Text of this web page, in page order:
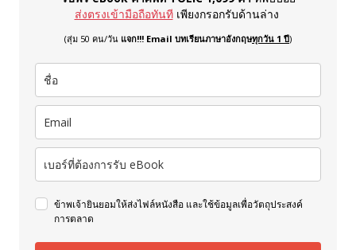
ส่งตรงเข้ามือถือทันที เพียงกรอกรับด้านล่าง
(สุ่ม 50 คน/วัน แจก!!! Email บทเรียนภาษาอังกฤษทุกวัน 1 ปี)
ข้าพเจ้ายินยอมให้ส่งไฟล์หนังสือ และใช้ข้อมูลเพื่อวัตถุประสงค์
การตลาด